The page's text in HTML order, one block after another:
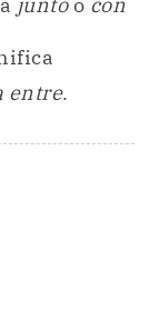
juntoo con
entre.